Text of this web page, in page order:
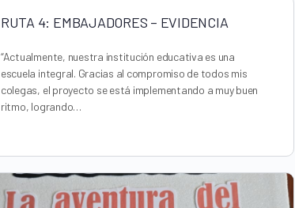
RUTA 4: EMBAJADORES – EVIDENCIA
“Actualmente, nuestra institución educativa es una
escuela integral. Gracias al compromiso de todos mis
colegas, el proyecto se está implementando a muy buen
ritmo, logrando…